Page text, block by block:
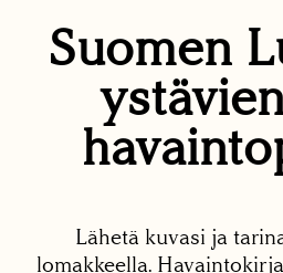
Suomen
Lähetä kuvasi ja
lomakkeella.